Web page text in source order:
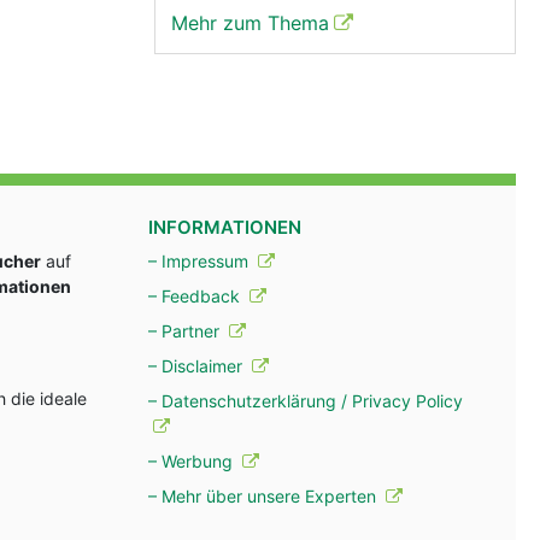
Mehr zum Thema
auf
die ideale
INFORMATIONEN
– Impressum
– Feedback
– Partner
– Disclaimer
– Datenschutzerklärung / Privacy Policy
– Werbung
– Mehr über unsere Experten